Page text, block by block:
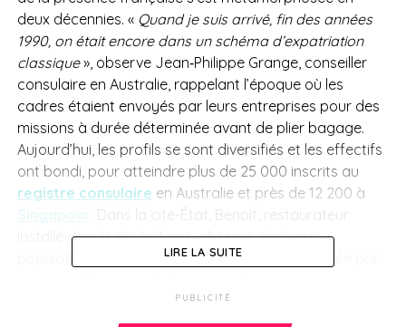
deux décennies. « Quand je suis arrivé, fin des années
1990, on était encore dans un schéma d’expatriation
classique», observe Jean‑Philippe Grange, conseiller
consulaire en Australie, rappelant l’époque où les
cadres étaient envoyés par leurs entreprises pour des
missions à durée déterminée avant de plier bagage.
Aujourd’hui, les profils se sont diversifiés et les effectifs
ont bondi, pour atteindre plus de 25 000 inscrits au
registre consulaire en Australie et près de 12 200 à
. Dans la cité-État, Benoît, restaurateur
installé depuis dix-huit ans, observe ainsi une
plus mouvante, plus éclatée
bousculent l’ancien entre-soi : «Avant, tout le monde se
LIRE LA SUITE
PUBLICITÉ